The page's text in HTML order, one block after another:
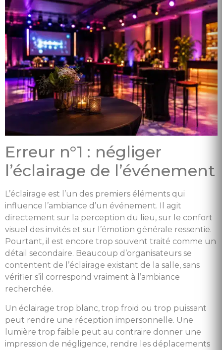
Erreur n°1 : négliger
l’éclairage de l’événement
L’éclairage est l’un des premiers éléments qui
influence l’ambiance d’un événement. Il agit
directement sur la perception du lieu, sur le confort
visuel des invités et sur l’émotion générale ressentie.
Pourtant, il est encore trop souvent traité comme un
détail secondaire. Beaucoup d’organisateurs se
contentent de l’éclairage existant de la salle, sans
vérifier s’il correspond vraiment à l’ambiance
recherchée.
Un éclairage trop blanc, trop froid ou trop puissant
peut rendre une réception impersonnelle. Une
lumière trop faible peut au contraire donner une
impression de négligence, rendre les déplacements